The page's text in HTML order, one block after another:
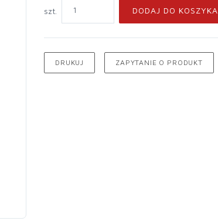
szt. DODAJ DO KOSZYKA
DRUKUJ ZAPYTANIE O PRODUKT